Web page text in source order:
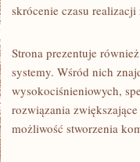
skrócenie czasu
Strona prezentuje
systemy. Wśród nich
wysokociśnieniowych,
rozwiązania
możliwość stworzenia